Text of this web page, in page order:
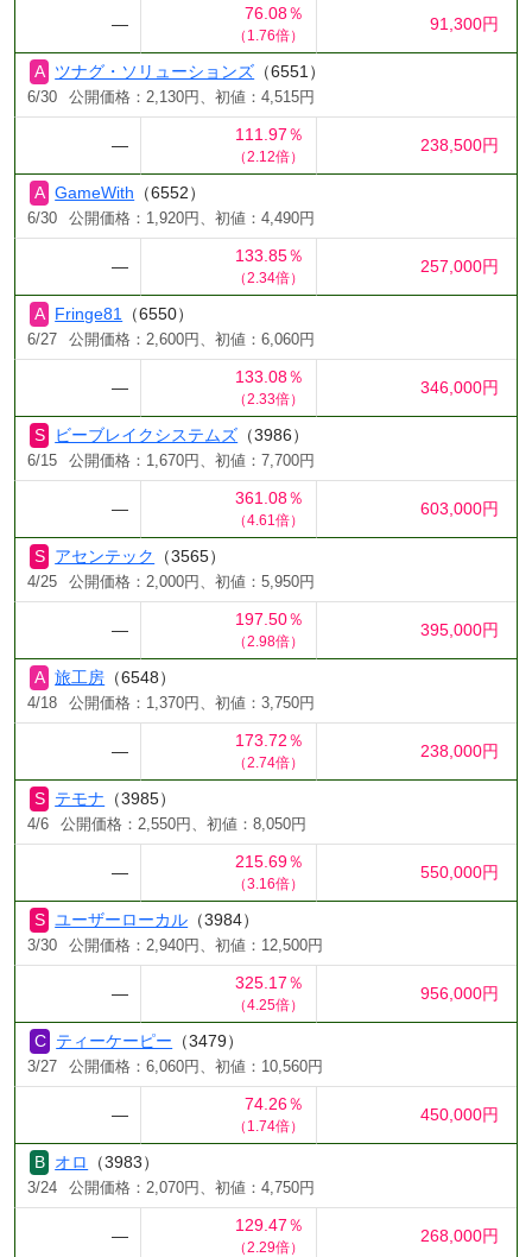
―
76.08％
（1.76倍）
91,300円
ツナグ・ソリューションズ （6551）
6/30 公開価格：2,130円、初値：4,515円
―
111.97％
（2.12倍）
238,500円
GameWith （6552）
6/30 公開価格：1,920円、初値：4,490円
―
133.85％
（2.34倍）
257,000円
Fringe81 （6550）
6/27 公開価格：2,600円、初値：6,060円
―
133.08％
（2.33倍）
346,000円
ビーブレイクシステムズ （3986）
6/15 公開価格：1,670円、初値：7,700円
―
361.08％
（4.61倍）
603,000円
アセンテック （3565）
4/25 公開価格：2,000円、初値：5,950円
―
197.50％
（2.98倍）
395,000円
旅工房 （6548）
4/18 公開価格：1,370円、初値：3,750円
―
173.72％
（2.74倍）
238,000円
テモナ （3985）
4/6 公開価格：2,550円、初値：8,050円
―
215.69％
（3.16倍）
550,000円
ユーザーローカル （3984）
3/30 公開価格：2,940円、初値：12,500円
―
325.17％
（4.25倍）
956,000円
ティーケーピー （3479）
3/27 公開価格：6,060円、初値：10,560円
―
74.26％
（1.74倍）
450,000円
オロ （3983）
3/24 公開価格：2,070円、初値：4,750円
―
129.47％
（2.29倍）
268,000円